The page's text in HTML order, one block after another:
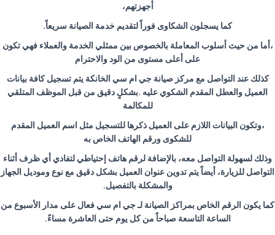
أجهزتهم،
كما يسجلون الشكاوى فوراً لتقديم خدمة الصيانة سريعاً.
،أما من حيث أسلوب المعاملة بالخصوص بين ممثلي الخدمة والعملاء فهي تكون
على أعلى مستوى من الود والاحترام
كذلك عند التواصل مع مركز صيانة جي ام سي الخانكة يتم تسجيل كافة بيانات
العميل والعطل المقدم الشكوي عليه .بشكلٍ دقيق من قبل الموظف المتلقي
للمكالمة
،وتكون البيانات اللازم على العميل ذكرها للتسجيل مثل اسم العميل المقدم
للشكوى ورقم الهاتف الخاص به
وذلك لسهولة التواصل معه، بالإضافة لرقم هاتف إحتياطي لتفادي أي ظرف أثناء
التواصل للزيارة، أيضاً يتم تدوين عنوان العميل بشكل دقيق مع نوع وموديل الجهاز
والمشكلة بالتفصيل.
كما يكون الرقم الخاص بمراكز الصيانة لـ جي ام سي فعال على مدار الأسبوع من
الساعة التاسعة صباحاً من كل يوم حتى العاشرة مساءً.